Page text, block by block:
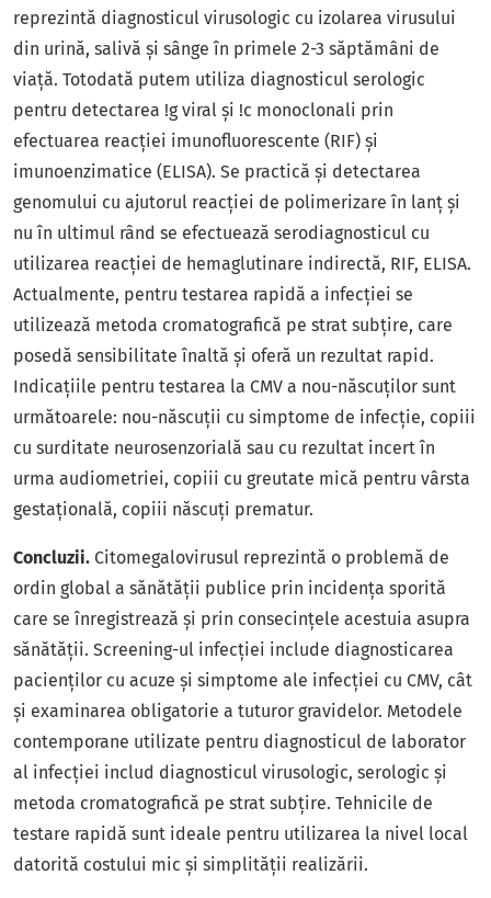
reprezintă diagnosticul virusologic cu izolarea virusului
din urină, salivă și sânge în primele 2-3 săptămâni de
viață. Totodată putem utiliza diagnosticul serologic
pentru detectarea !g viral și !c monoclonali prin
efectuarea reacției imunofluorescente (RIF) și
imunoenzimatice (ELISA). Se practică și detectarea
genomului cu ajutorul reacției de polimerizare în lanț și
nu în ultimul rând se efectuează serodiagnosticul cu
utilizarea reacției de hemaglutinare indirectă, RIF, ELISA.
Actualmente, pentru testarea rapidă a infecției se
utilizează metoda cromatografică pe strat subțire, care
posedă sensibilitate înaltă și oferă un rezultat rapid.
Indicațiile pentru testarea la CMV a nou-născuților sunt
următoarele: nou-născuții cu simptome de infecție, copiii
cu surditate neurosenzorială sau cu rezultat incert în
urma audiometriei, copiii cu greutate mică pentru vârsta
gestațională, copiii născuți prematur.
Concluzii. Citomegalovirusul reprezintă o problemă de
ordin global a sănătății publice prin incidența sporită
care se înregistrează și prin consecințele acestuia asupra
sănătății. Screening-ul infecției include diagnosticarea
pacienților cu acuze și simptome ale infecției cu CMV, cât
și examinarea obligatorie a tuturor gravidelor. Metodele
contemporane utilizate pentru diagnosticul de laborator
al infecției includ diagnosticul virusologic, serologic și
metoda cromatografică pe strat subțire. Tehnicile de
testare rapidă sunt ideale pentru utilizarea la nivel local
datorită costului mic și simplității realizării.